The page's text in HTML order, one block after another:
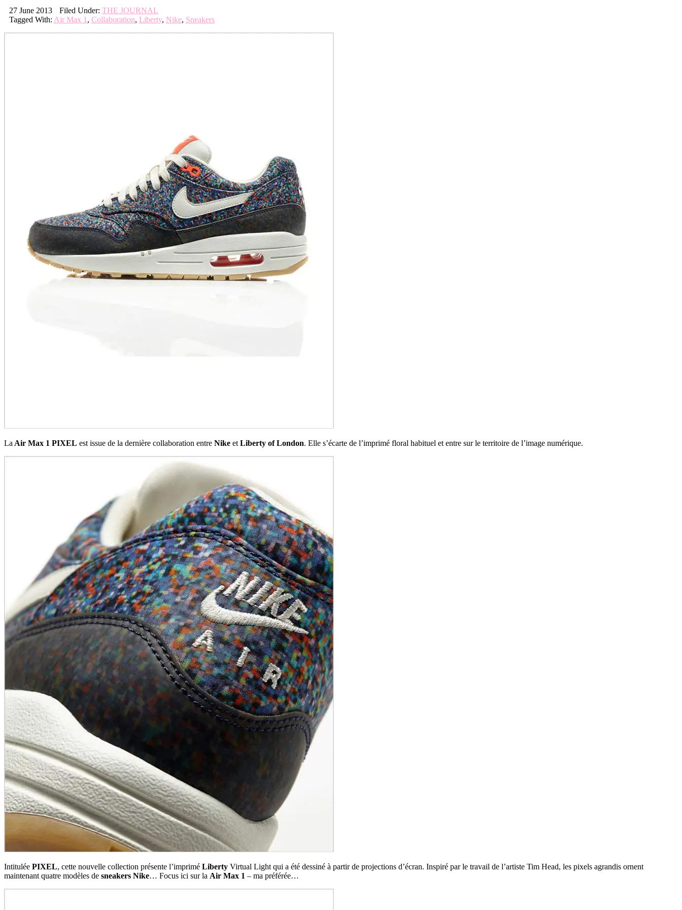
27 June 2013 Filed Under: THE JOURNAL
Tagged With: Air Max 1 , Collaboration, Liberty, Nike, Sneakers
La Air Max 1 PIXEL est issue de la dernière collaboration entre Nike et Liberty of London. Elle s’écarte de l’imprimé floral habituel et entre sur le territoire de l’image numérique.
Intitulée PIXEL, cette nouvelle collection présente l’imprimé Liberty Virtual Light qui a été dessiné à partir de projections d’écran. Inspiré par le travail de l’artiste Tim Head, les pixels agrandis ornent
maintenant quatre modèles de sneakers Nike… Focus ici sur la Air Max 1 – ma préférée…